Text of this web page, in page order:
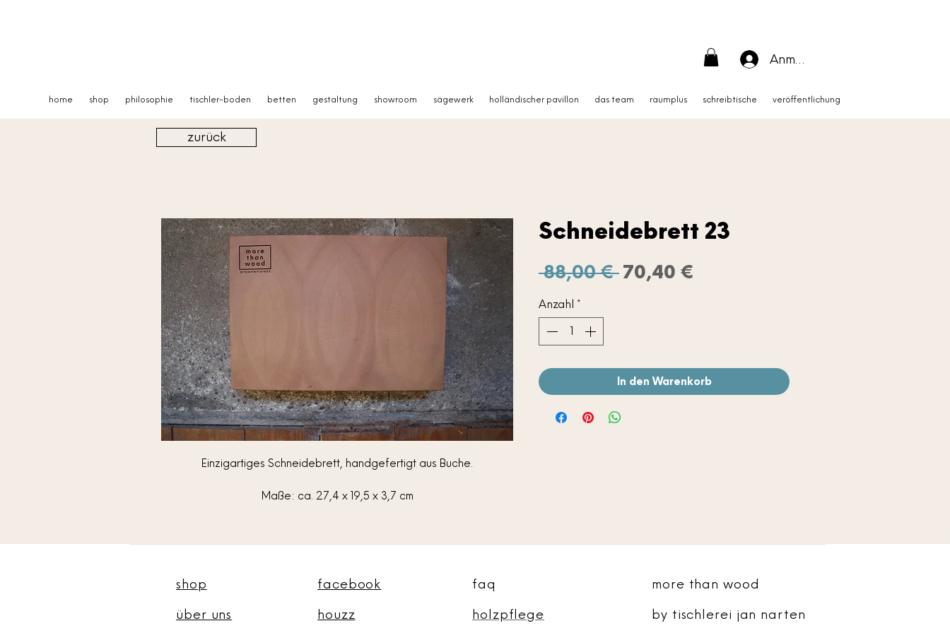
Anmelden
home shop philosophie tischler-boden betten gestaltung showroom sägewerk holländischer pavillon das team raumplus schreibtische veröffentlichung
Einzigartiges Schneidebrett, handgefertigt aus Buche.
Maße: ca. 27,4 x 19,5 x 3,7 cm
Schneidebrett 23
88,00 € Standardpreis
70,40 €
Anzahl *
In den Warenkorb
zurück
shop
über uns
facebook
houzz
faq
holzpflege
more than wood
by tischlerei jan narten